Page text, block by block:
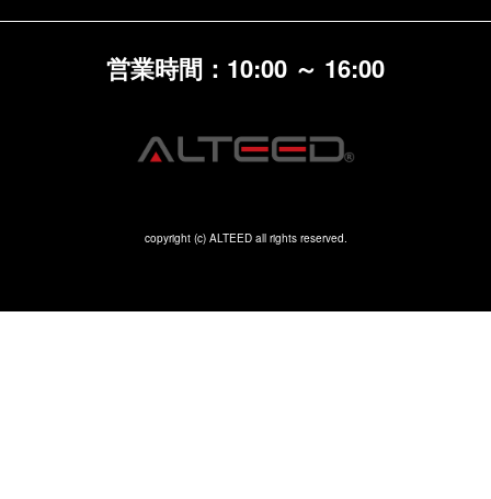
営業時間：10:00 ～ 16:00
copyright (c) ALTEED all rights reserved.